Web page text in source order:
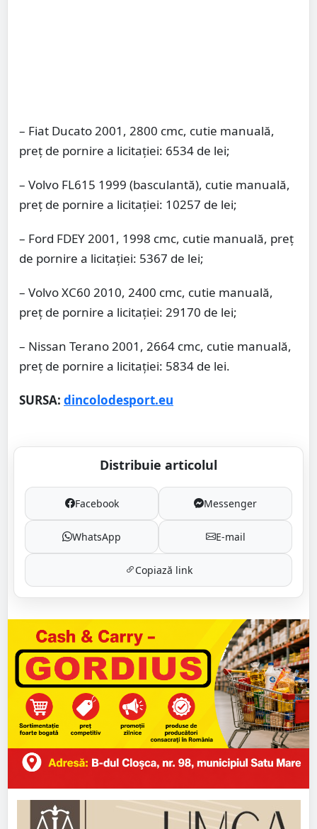
– Fiat Ducato 2001, 2800 cmc, cutie manuală,
preţ de pornire a licitaţiei: 6534 de lei;
– Volvo FL615 1999 (basculantă), cutie manuală,
preţ de pornire a licitaţiei: 10257 de lei;
– Ford FDEY 2001, 1998 cmc, cutie manuală, preţ
de pornire a licitaţiei: 5367 de lei;
– Volvo XC60 2010, 2400 cmc, cutie manuală,
preţ de pornire a licitaţiei: 29170 de lei;
– Nissan Terano 2001, 2664 cmc, cutie manuală,
preţ de pornire a licitaţiei: 5834 de lei.
SURSA: dincolodesport.eu
Distribuie articolul
Facebook Messenger
WhatsApp E-mail
Copiază link